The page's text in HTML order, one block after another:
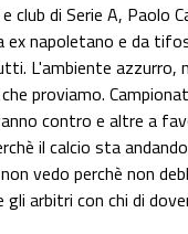
di Serie A, Paolo
ex napoletano e da
L'ambiente azzurro,
proviamo.
contro e altre a
il calcio sta
vedo perchè non
arbitri con chi di